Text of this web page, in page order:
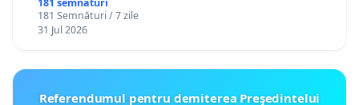
181 semnături
181 Semnături / 7 zile
31 Jul 2026
Referendumul pentru demiterea Preşedintelui